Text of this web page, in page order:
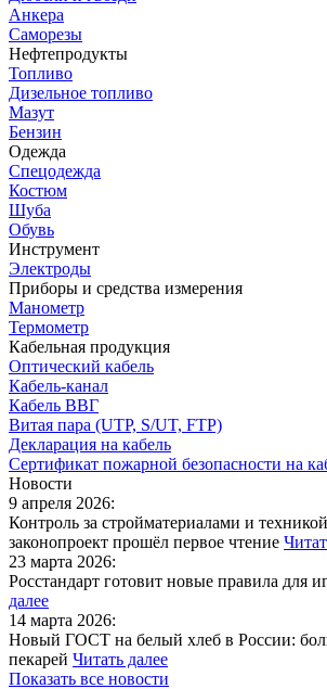
Анкера
Саморезы
Нефтепродукты
Топливо
Дизельное топливо
Мазут
Бензин
Одежда
Спецодежда
Костюм
Шуба
Обувь
Инструмент
Электроды
Приборы и средства измерения
Манометр
Термометр
Кабельная продукция
Оптический кабель
Кабель-канал
Кабель ВВГ
Витая пара (UTP, S/UT, FTP)
Декларация на кабель
Сертификат пожарной безопасности на
Новости
9 апреля 2026:
Контроль за стройматериалами и
законопроект прошёл первое чтение
23 марта 2026:
Росстандарт готовит новые правила для
далее
14 марта 2026:
Новый ГОСТ на белый хлеб в России:
пекарей Читать далее
Показать все новости